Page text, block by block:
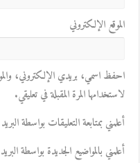
الموقع الإلكتروني
احفظ اسمي، بريدي الإلكتروني،
لاستخدامها المرة المقبلة في تعليقي.
أعلمني بمتابعة التعليقات بواسطة
أعلمني بالمواضيع الجديدة بواسطة